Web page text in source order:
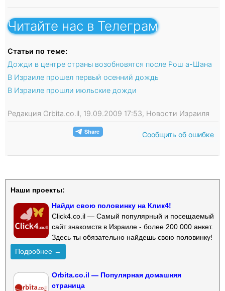
Читайте нас в Телеграм
Статьи по теме:
Дожди в центре страны возобновятся после Рош а-Шана
В Израиле прошел первый осенний дождь
В Израиле прошли июльские дожди
Редакция Orbita.co.il, 19.09.2009 17:53, Новости Израиля
Сообщить об ошибке
Наши проекты:
Найди свою половинку на Клик4!
Click4.co.il — Самый популярный и посещаемый
сайт знакомств в Израиле - более 200 000 анкет.
Здесь ты обязательно найдешь свою половинку!
Подробнее →
Orbita.co.il — Популярная домашняя
страница